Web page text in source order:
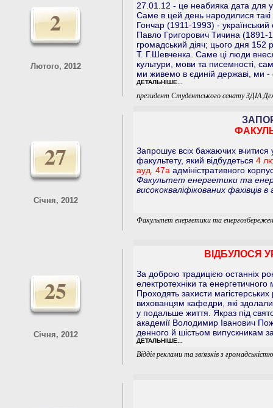
2
Лютого, 2012
27.01.12 - це неабияка дата для
Саме в цей день народилися такі
Гончар (1911-1993) -
Павло Григорович Тичина (1891-
громадський діяч; цього дня
Т. Г.Шевченка. Саме ці люди
культури, мови та писемності,
ми живемо в єдиній державі, ми -
ДЕТАЛЬНІШЕ...
президент Студентського сенату ЗДІА
27
Січня, 2012
Запрошує всіх бажаючих
факультету, який відбудеться 4
ауд. 47а адміністративного
Факультет енергетики та
висококваліфікованих фахівців
Факультет енергетики та
25
Січня, 2012
ВІДБУЛОСЯ
За доброю традицією останніх
електротехніки та
Проходять захисти
вихованцям кафедри, які
у подальше життя. Якраз під
академії Володимир Іванович
денного й шістьом випускникам
ДЕТАЛЬНІШЕ...
Відділ реклами та звґязків з